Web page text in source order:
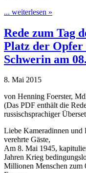
... weiterlesen »
Rede zum Tag
Platz der Opfer
Schwerin am
8. Mai 2015
von Henning Foerster,
(Das PDF enthält die
russischsprachiger
Liebe Kameradinnen
verehrte Gäste,
Am 8. Mai 1945,
Jahren Krieg
Millionen Menschen zum